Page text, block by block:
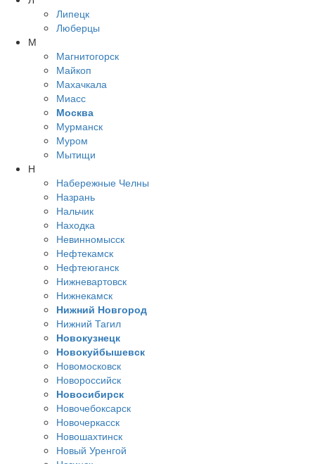
Липецк
Люберцы
М
Магнитогорск
Майкоп
Махачкала
Миасс
Москва
Мурманск
Муром
Мытищи
Н
Набережные Челны
Назрань
Нальчик
Находка
Невинномысск
Нефтекамск
Нефтеюганск
Нижневартовск
Нижнекамск
Нижний Новгород
Нижний Тагил
Новокузнецк
Новокуйбышевск
Новомосковск
Новороссийск
Новосибирск
Новочебоксарск
Новочеркасск
Новошахтинск
Новый Уренгой